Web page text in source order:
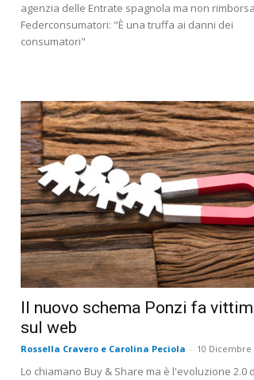
agenzia delle Entrate spagnola ma non
Federconsumatori: "È una truffa ai danni dei
consumatori"
Il nuovo schema Ponzi fa
sul web
Rossella Cravero e Carolina Peciola - 10 Dicembre
Lo chiamano Buy & Share ma è l'evoluzione 2.0